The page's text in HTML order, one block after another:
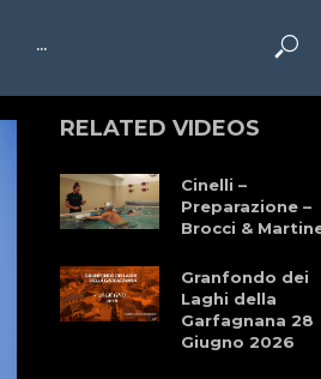
···
RELATED VIDEOS
Cinelli –
Preparazione –
Brocci &
Granfondo dei
Laghi della
Garfagnana 28
Giugno 2026